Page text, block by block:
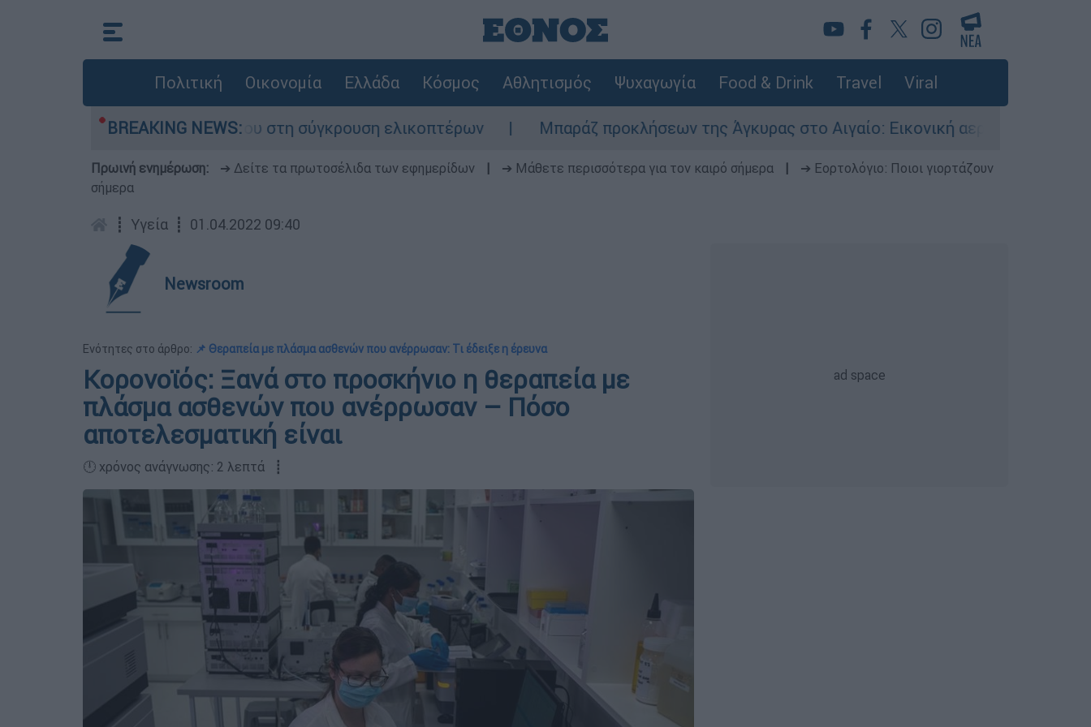
Πολιτική Οικονομία Ελλάδα Κόσμος Αθλητισμός Ψυχαγωγία Food & Drink Travel Viral
BREAKING NEWS:
που έχασε τη ζωή του στη σύγκρουση ελικοπτέρων Μπαράζ προκλήσεων της Άγκυρας στο Αιγαίο: Εικονική αερομαχία ανάμεσα σε
Πρωινή ενημέρωση: ➔ Δείτε τα πρωτοσέλιδα των εφημερίδων ➔ Μάθετε περισσότερα για τον καιρό σήμερα
➔ Εορτολόγιο: Ποιοι γιορτάζουν
σήμερα
┋ Υγεία ┋ 01.04.2022 09:40
Newsroom
Ενότητες στο άρθρο: 📌 Θεραπεία με πλάσμα ασθενών που ανέρρωσαν: Τι έδειξε η έρευνα
Κορονοϊός: Ξανά στο προσκήνιο η θεραπεία με
πλάσμα ασθενών που ανέρρωσαν – Πόσο
αποτελεσματική είναι
🕛 χρόνος ανάγνωσης: 2 λεπτά ┋